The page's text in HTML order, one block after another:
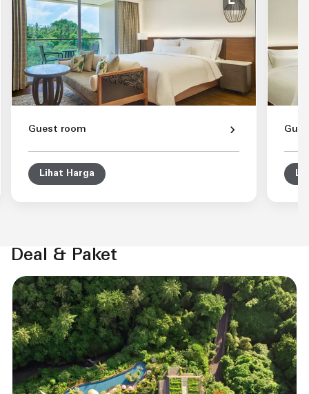
Ikon Perluas Ikon
Guest room
Lihat Harga
Deal & Paket